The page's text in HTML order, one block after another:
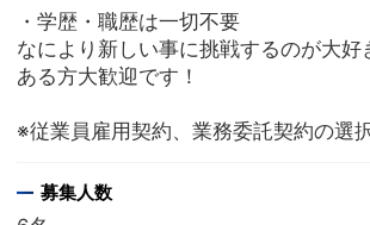
・学歴・職歴は一切不要
なにより新しい事に挑戦するのが大好
ある方大歓迎です！
※従業員雇用契約、業務委託契約の選
募集人数